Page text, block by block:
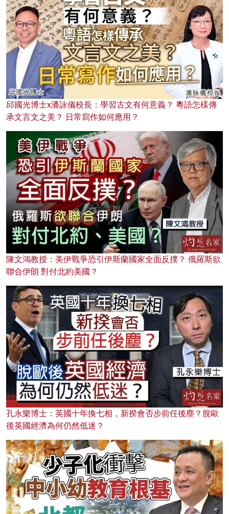
邱國光博士x潘詠儀校長：學習古文有何意義？ 粵語怎樣傳
承文言文之美？ 日常寫作如何應用？
陳文鴻教授：美伊戰爭恐引伊斯蘭國家全面反撲？ 俄羅斯欲
聯合伊朗 對付北約美國？
孔永樂博士：英國十年換七相，新揆會否步前任後塵？脫歐
後英國經濟為何仍然低迷？